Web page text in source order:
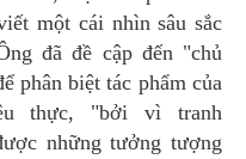
một cái nhìn sâu sắc
đã đề cập đến "chủ
phân biệt tác phẩm của
thực, "bởi vì tranh
những tưởng tượng